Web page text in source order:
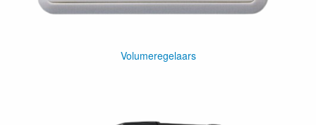
Volumeregelaars